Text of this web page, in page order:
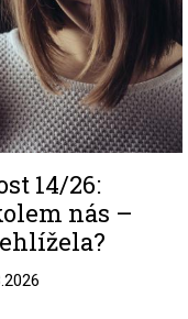
14/26:
nás –